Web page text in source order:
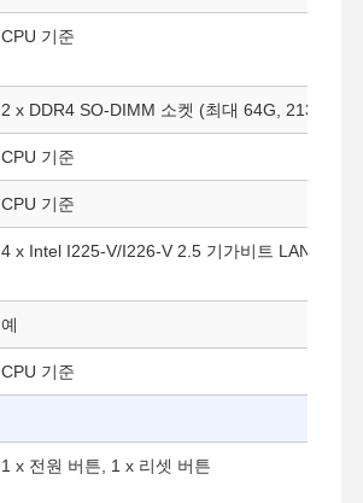
CPU 기준
2 x DDR4 SO-DIMM 소켓 (최대 64G, 2133/
CPU 기준
CPU 기준
4 x Intel I225-V/I226-V 2.5 기가비트 LAN
예
CPU 기준
1 x 전원 버튼, 1 x 리셋 버튼